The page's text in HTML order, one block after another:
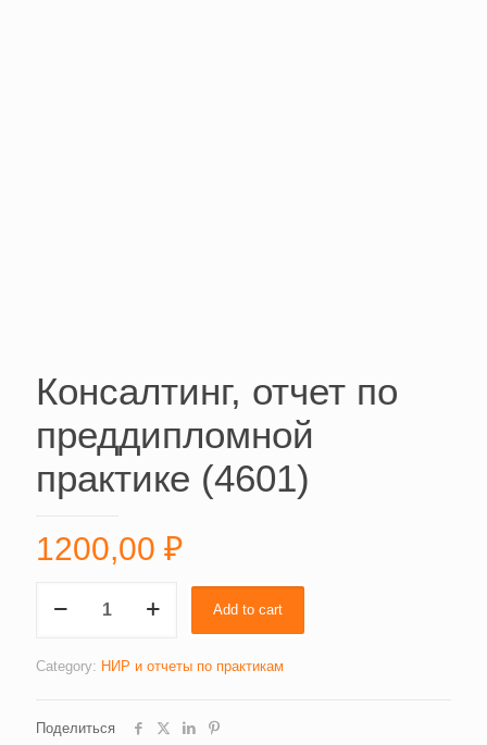
Консалтинг, отчет по
преддипломной
практике (4601)
1200,00 ₽
отчет
преддипломной
quantity
Add to cart
Category: НИР и отчеты по практикам
Поделиться